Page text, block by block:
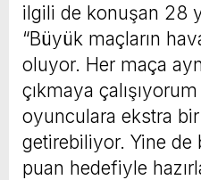
ilgili de konuşan 28
“Büyük maçların
oluyor. Her maça
çıkmaya
oyunculara ekstra
getirebiliyor. Yine de
puan hedefiyle